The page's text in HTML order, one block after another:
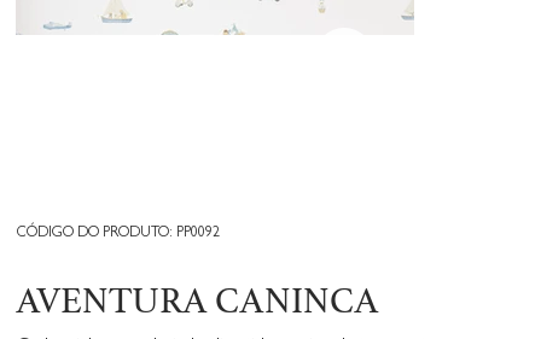
CÓDIGO DO PRODUTO: PP0092
AVENTURA CANINCA